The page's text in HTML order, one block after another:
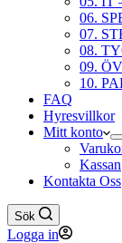
06.
07.
08.
09.
10.
FAQ
Hyresvillkor
Mitt konto
Kassan
Kontakta Oss
Sök
Logga in